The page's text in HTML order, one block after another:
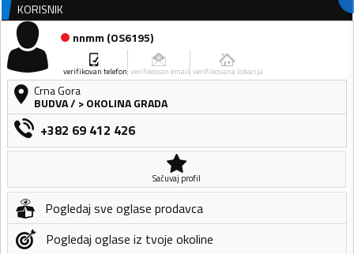
KORISNIK
nnmm (OS6195)
verifikovan telefon verifikovan email verifikovana lokacija
Crna Gora
BUDVA/ > OKOLINA GRADA
+382 69 412 426
Sačuvaj profil
Pogledaj sve oglase prodavca
Pogledaj oglase iz tvoje okoline